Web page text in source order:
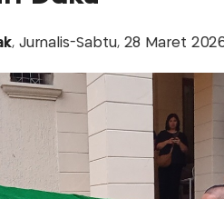
, Jurnalis-Sabtu, 28 Maret 2026